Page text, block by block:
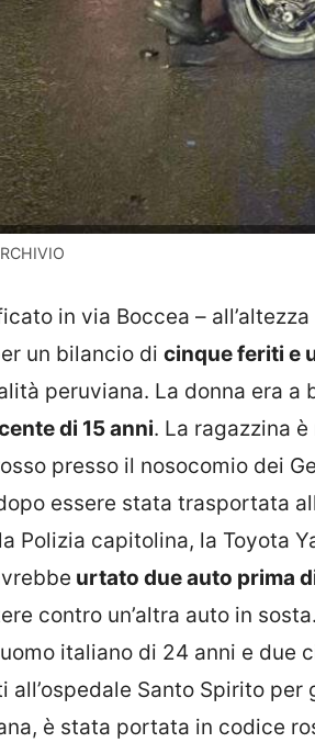
in via Boccea –
un bilancio di cinque feriti e
peruviana. La donna era a
di 15 anni. La ragazzina
presso il nosocomio dei
essere stata trasportata
Polizia capitolina, la Toyota
urtato due auto prima
contro un’altra auto in
italiano di 24 anni e due
all’ospedale Santo Spirito
è stata portata in codice